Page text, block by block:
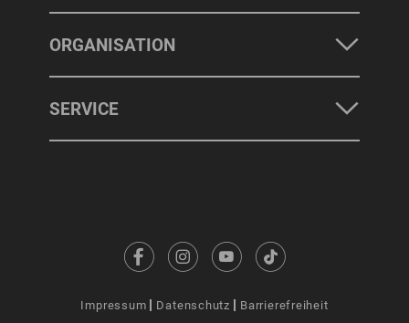
ORGANISATION
SERVICE
Impressum Datenschutz Barrierefreiheit